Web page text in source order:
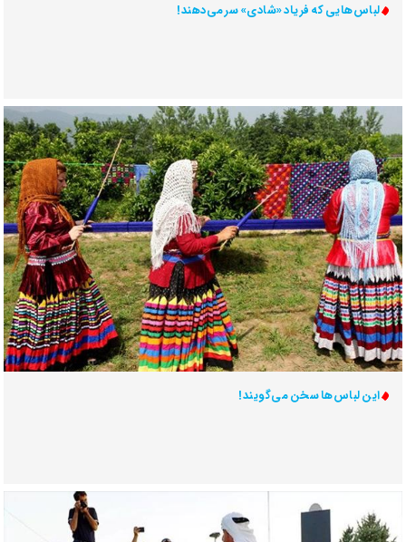
لباس‌هایی که فریاد «شادی» سر می‌دهند!
این لباس‌ها سخن می‌گویند!